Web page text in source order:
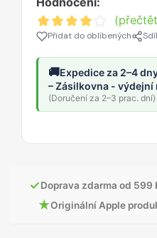
Přidat do oblíbených
🚚Expedice za 2–4
– Zásilkovna - výdejní
(Doručení za 2–3 prac. dní)
✓Doprava zdarma od 599
★Originální Apple